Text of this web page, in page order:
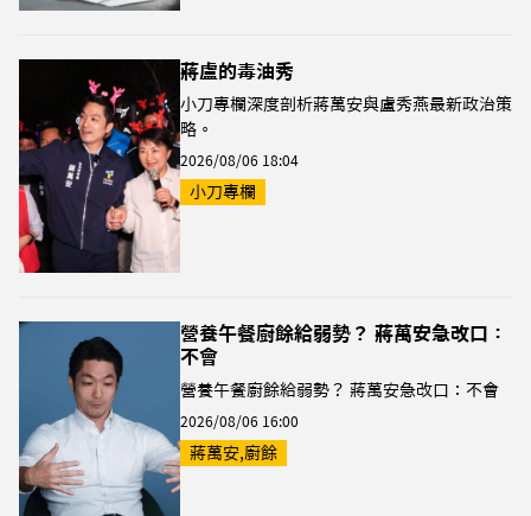
蔣盧的毒油秀
小刀專欄深度剖析蔣萬安與盧秀燕最新政治策
略。
2026/08/06 18:04
小刀專欄
營養午餐廚餘給弱勢？ 蔣萬安急改口：
不會
營養午餐廚餘給弱勢？ 蔣萬安急改口：不會
2026/08/06 16:00
蔣萬安,廚餘